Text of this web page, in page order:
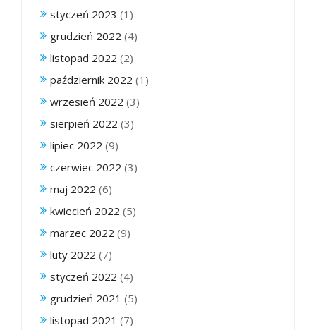
styczeń 2023 (1)
grudzień 2022 (4)
listopad 2022 (2)
październik 2022 (1)
wrzesień 2022 (3)
sierpień 2022 (3)
lipiec 2022 (9)
czerwiec 2022 (3)
maj 2022 (6)
kwiecień 2022 (5)
marzec 2022 (9)
luty 2022 (7)
styczeń 2022 (4)
grudzień 2021 (5)
listopad 2021 (7)